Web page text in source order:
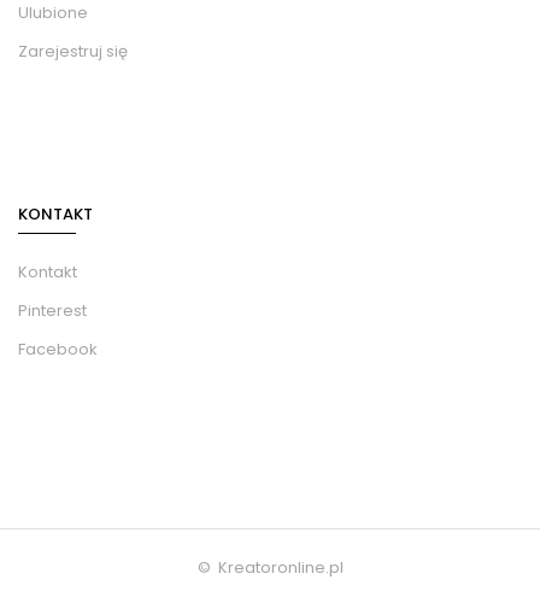
Ulubione
Zarejestruj się
KONTAKT
Kontakt
Pinterest
Facebook
© Kreatoronline.pl